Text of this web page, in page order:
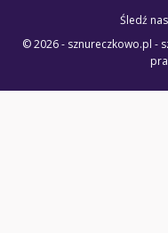
© 2026 - sznureczkowo.pl -
Śledź